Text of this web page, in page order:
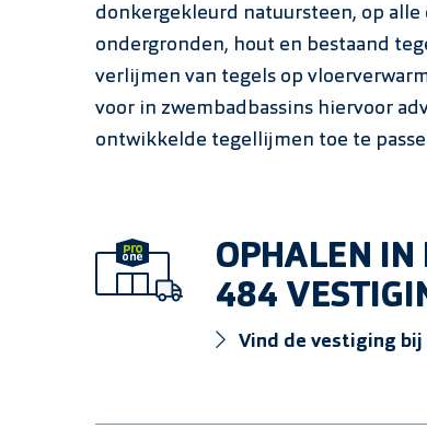
donkergekleurd natuursteen, op
ondergronden, hout en bestaand
verlijmen van tegels op
voor in zwembadbassins hiervoor
ontwikkelde tegellijmen toe te
OPHALEN IN
484
Vind de vestiging bij